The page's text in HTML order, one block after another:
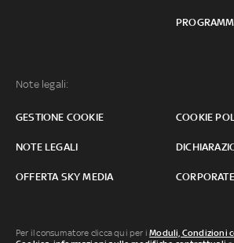
Note legali:
GESTIONE COOKIE COOKIE
NOTE LEGALI
OFFERTA SKY MEDIA CORPORATE
Per il consumatore clicca qui per iModuli, Condizioni